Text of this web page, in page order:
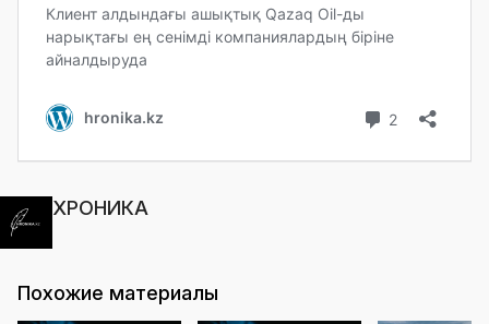
ХРОНИКА
Похожие материалы